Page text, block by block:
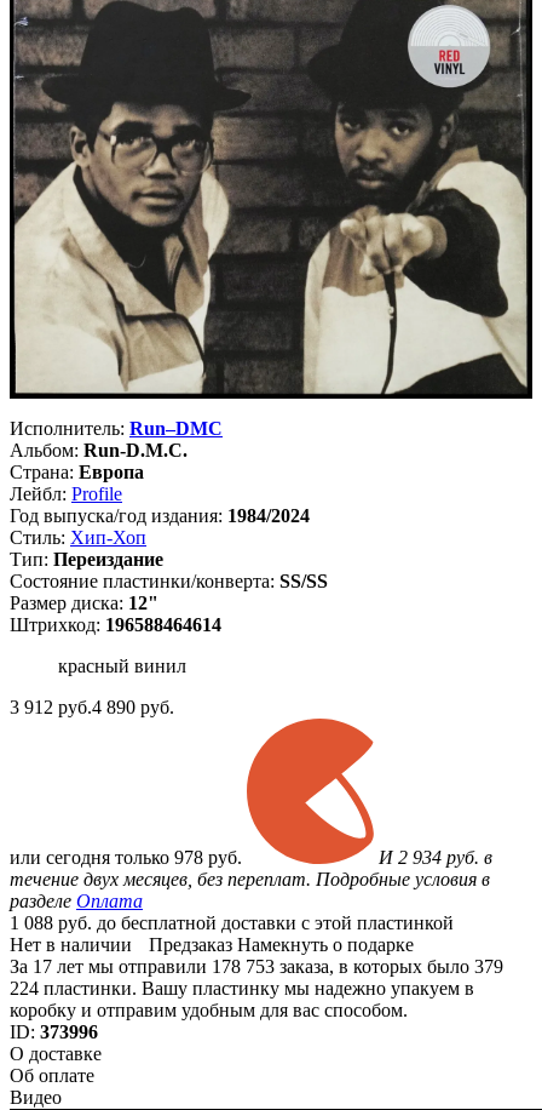
Исполнитель: Run–DMC
Альбом: Run-D.M.C.
Страна: Европа
Лейбл: Profile
Год выпуска/год издания: 1984/2024
Стиль: Хип-Хоп
Тип: Переиздание
Состояние пластинки/конверта: SS/SS
Размер диска: 12"
Штрихкод: 196588464614
красный винил
3 912 руб.4 890 руб.
или сегодня только 978 руб.
И 2 934 руб. в
течение двух месяцев, без переплат. Подробные условия в
разделе Оплата
1 088 руб. до бесплатной доставки с этой пластинкой
Нет в наличии
Предзаказ Намекнуть о подарке
За 17 лет мы отправили 178 753 заказа, в которых было 379
224 пластинки. Вашу пластинку мы надежно упакуем в
коробку и отправим удобным для вас способом.
ID: 373996
О доставке
Об оплате
Видео